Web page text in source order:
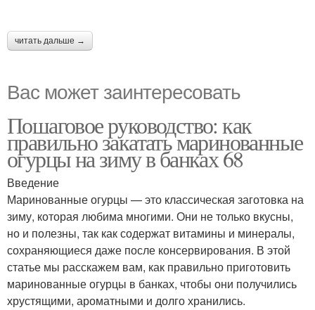
читать дальше →
Вас может заинтересовать
Пошаговое руководство: как
правильно закатать маринованные
огурцы на зиму в банках 68
Введение
Маринованные огурцы — это классическая заготовка на
зиму, которая любима многими. Они не только вкусны,
но и полезны, так как содержат витамины и минералы,
сохраняющиеся даже после консервирования. В этой
статье мы расскажем вам, как правильно приготовить
маринованные огурцы в банках, чтобы они получились
хрустящими, ароматными и долго хранились.